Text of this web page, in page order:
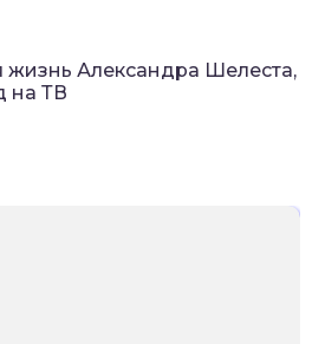
жизнь Александра Шелеста,
на ТВ